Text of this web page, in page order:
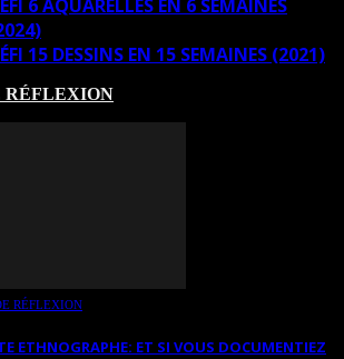
6 AQUARELLES EN 6 SEMAINES
15 DESSINS EN 15 SEMAINES (2021)
RÉFLEXION
RÉFLEXION
ETHNOGRAPHE: ET SI VOUS DOCUMENTIEZ